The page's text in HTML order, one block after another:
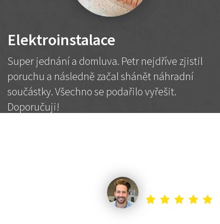
Elektroinstalace
Super jednání a domluva. Petr nejdříve zjistil
poruchu a následně začal shánět náhradní
součástky. Všechno se podařilo vyřešit.
Doporučuji!